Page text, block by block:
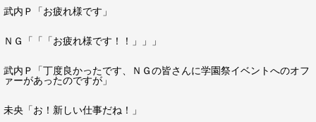
武内Ｐ「お疲れ様です」
ＮＧ「「「お疲れ様です！！」」」
武内Ｐ「丁度良かったです、ＮＧの皆さんに学園祭イベントへのオフ
ァーがあったのですが」
未央「お！新しい仕事だね！」